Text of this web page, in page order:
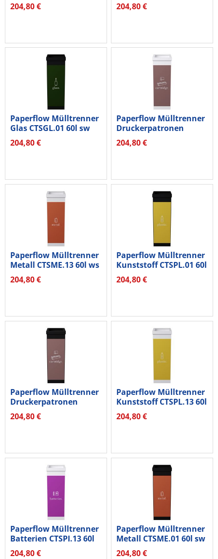
204,80 €
204,80 €
Paperflow Mülltrenner
Glas CTSGL.01 60l sw
204,80 €
Paperflow Mülltrenner
Druckerpatronen
CTSCA.13...
204,80 €
Paperflow Mülltrenner
Metall CTSME.13 60l ws
204,80 €
Paperflow Mülltrenner
Kunststoff CTSPL.01 60l
sw
204,80 €
Paperflow Mülltrenner
Druckerpatronen
CTSCA.01...
204,80 €
Paperflow Mülltrenner
Kunststoff CTSPL.13 60l
ws
204,80 €
Paperflow Mülltrenner
Batterien CTSPI.13 60l
ws
204,80 €
Paperflow Mülltrenner
Metall CTSME.01 60l sw
204,80 €